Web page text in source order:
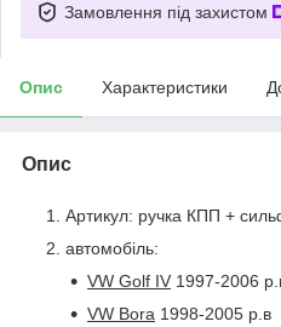
Замовлення під захистом
Опис Характеристики
Опис
Артикул: ручка КПП +
автомобіль:
VW Golf IV 1997-2006
VW Bora 1998-2005 р.в